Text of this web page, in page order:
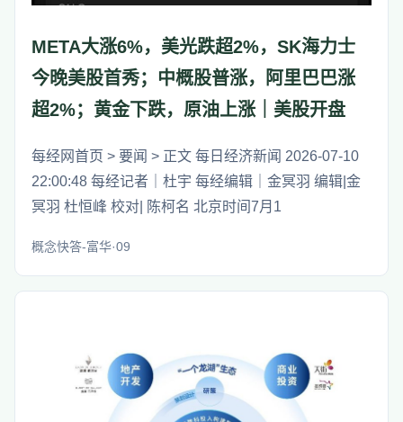
META大涨6%，美光跌超2%，SK海力士
今晚美股首秀；中概股普涨，阿里巴巴涨
超2%；黄金下跌，原油上涨｜美股开盘
每经网首页 > 要闻 > 正文 每日经济新闻 2026-07-10
22:00:48 每经记者｜杜宇 每经编辑｜金冥羽 编辑|金
冥羽 杜恒峰 校对| 陈柯名 北京时间7月1
概念快答-富华·09